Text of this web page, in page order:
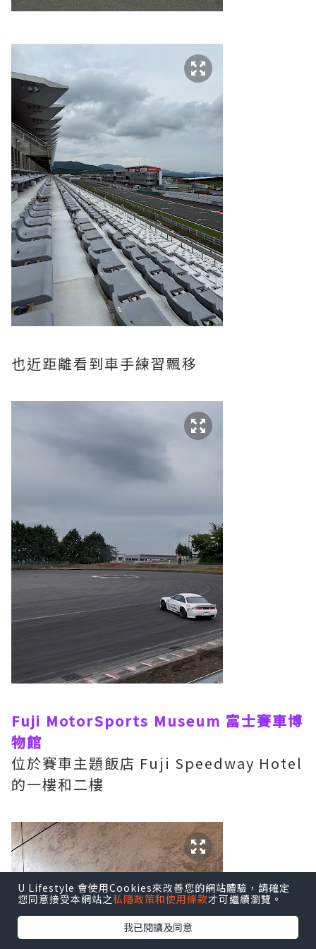
也近距離看到車手練習飄移
Fuji MotorSports Museum 富士賽車博
物館
位於賽車主題飯店 Fuji Speedway Hotel
的一樓和二樓
U Lifestyle 會使用Cookies來改善您的網站體驗，請確定
您同意接受本網站之私隱政策和使用條款才可繼續瀏覽。
我已閱讀及同意